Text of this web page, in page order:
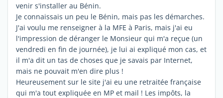
venir s'installer au Bénin.
Je connaissais un peu le Bénin, mais pas les démarches.
J'ai voulu me renseigner à la MFE à Paris, mais j'ai eu
l'impression de déranger le Monsieur qui m'a reçue (un
vendredi en fin de journée), je lui ai expliqué mon cas, et
il m'a dit un tas de choses que je savais par Internet,
mais ne pouvait m'en dire plus !
Heureusement sur le site j'ai eu une retraitée française
qui m'a tout expliquée en MP et mail ! Les impôts, la